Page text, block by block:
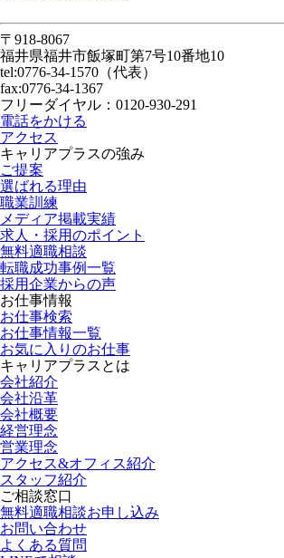
〒918-8067
福井県福井市飯塚町第7号10番地10
tel:0776-34-1570（代表）
fax:0776-34-1367
フリーダイヤル：0120-930-291
電話をかける
アクセス
キャリアプラスの強み
ご提案
選ばれる理由
職業訓練
メディア掲載実績
求人・採用のポイント
無料適職相談
転職成功事例一覧
採用企業からの声
お仕事情報
お仕事検索
お仕事情報一覧
お気に入りのお仕事
キャリアプラスとは
会社紹介
会社沿革
会社概要
経営理念
営業理念
アクセス&オフィス紹介
スタッフ紹介
ご相談窓口
無料適職相談お申し込み
お問い合わせ
よくある質問